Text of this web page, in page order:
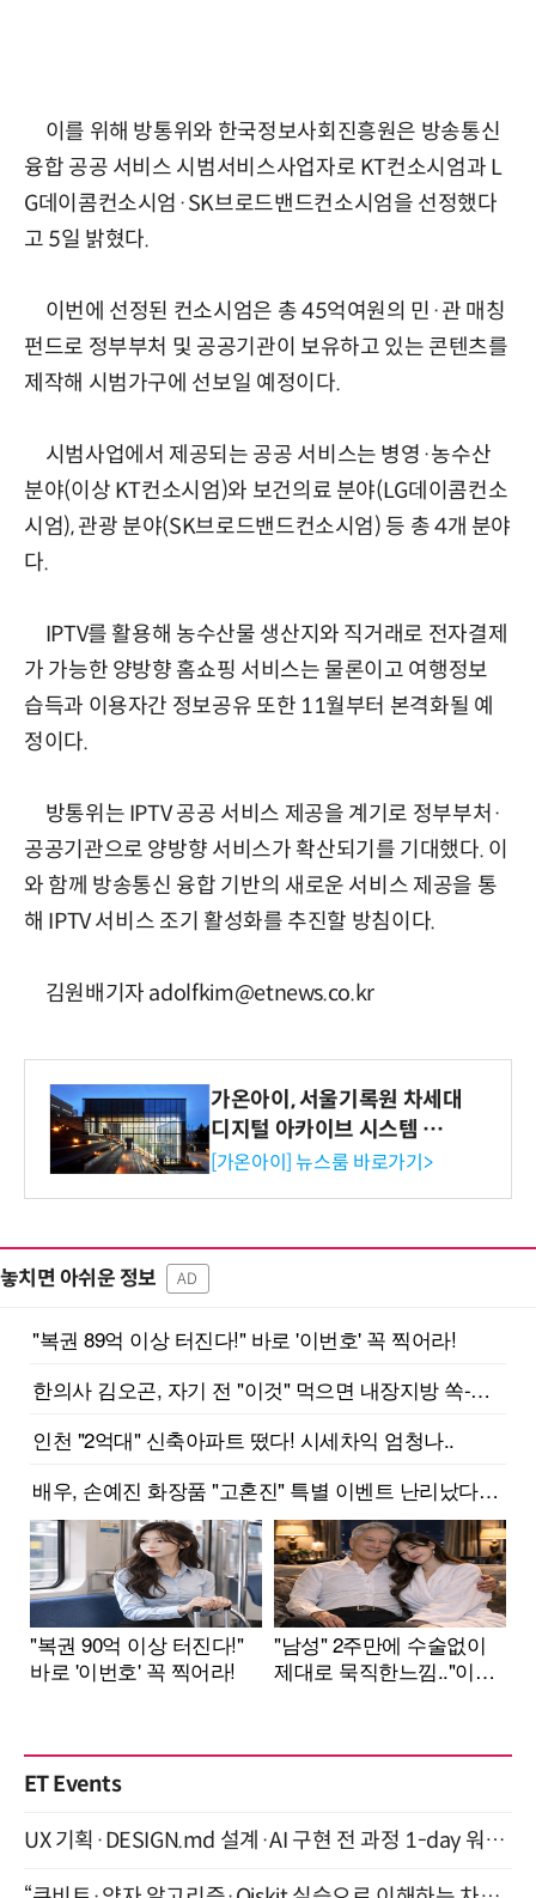
이를 위해 방통위와 한국정보사회진흥원은 방송통신
융합 공공 서비스 시범서비스사업자로 KT컨소시엄과 L
G데이콤컨소시엄·SK브로드밴드컨소시엄을 선정했다
고 5일 밝혔다.
이번에 선정된 컨소시엄은 총 45억여원의 민·관 매칭
펀드로 정부부처 및 공공기관이 보유하고 있는 콘텐츠를
제작해 시범가구에 선보일 예정이다.
시범사업에서 제공되는 공공 서비스는 병영·농수산
분야(이상 KT컨소시엄)와 보건의료 분야(LG데이콤컨소
시엄), 관광 분야(SK브로드밴드컨소시엄) 등 총 4개 분야
다.
IPTV를 활용해 농수산물 생산지와 직거래로 전자결제
가 가능한 양방향 홈쇼핑 서비스는 물론이고 여행정보
습득과 이용자간 정보공유 또한 11월부터 본격화될 예
정이다.
방통위는 IPTV 공공 서비스 제공을 계기로 정부부처·
공공기관으로 양방향 서비스가 확산되기를 기대했다. 이
와 함께 방송통신 융합 기반의 새로운 서비스 제공을 통
해 IPTV 서비스 조기 활성화를 추진할 방침이다.
김원배기자 adolfkim@etnews.co.kr
가온아이, 서울기록원 차세대
디지털 아카이브 시스템 구축
수행
[가온아이] 뉴스룸 바로가기>
놓치면 아쉬운 정보 AD
ET Events
UX 기획·DESIGN.md 설계·AI 구현 전 과정 1-day 워크숍 with Claude Code·Codex 9월 15일 개최